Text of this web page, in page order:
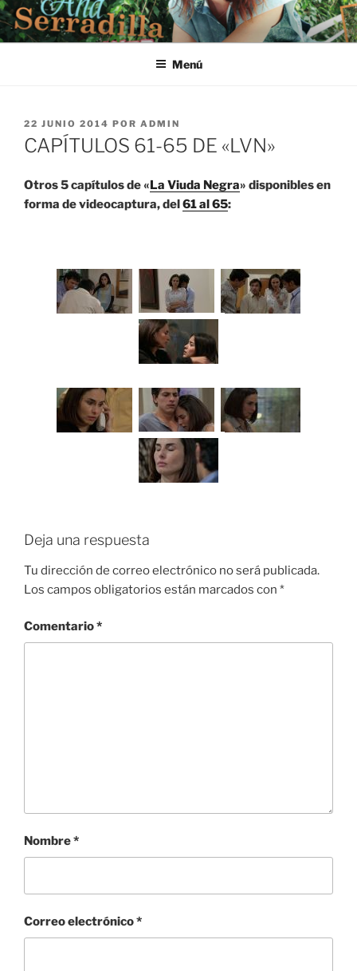
Saltar
al
contenido
Menú
PUBLICADO
EL
22 JUNIO 2014 POR ADMIN
CAPÍTULOS 61-65 DE «LVN»
Otros 5 capítulos de «La Viuda Negra» disponibles en
forma de videocaptura, del61 al 65:
Deja una respuesta
Tu dirección de correo electrónico no será publicada.
Los campos obligatorios están marcados con *
Comentario*
Nombre*
Correo electrónico*